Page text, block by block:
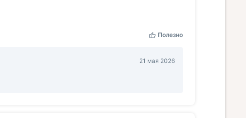
Полезно
21 мая 2026